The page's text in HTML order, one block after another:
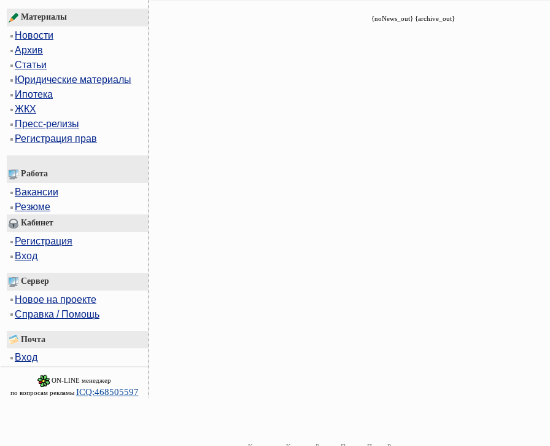
Материалы
Новости
Архив
Статьи
Юридические материалы
Ипотека
ЖКХ
Пресс-релизы
Регистрация прав
Работа
Вакансии
Резюме
Кабинет
Регистрация
Вход
Сервер
Новое на проекте
Справка / Помощь
Почта
Вход
ON-LINE менеджер
по вопросам рекламы ICQ:468505597
{noNews_out} {archive_out}